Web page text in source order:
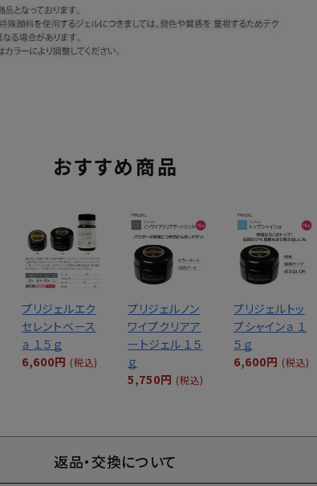
プリジェルエク
セレントベース
ａ １５ｇ
6,600円 (税込)
プリジェルノン
ワイプクリアア
ートジェル １５
ｇ
5,750円 (税込)
プリジェルトッ
プシャインａ １
５ｇ
6,600円 (税込)
返品・交換について